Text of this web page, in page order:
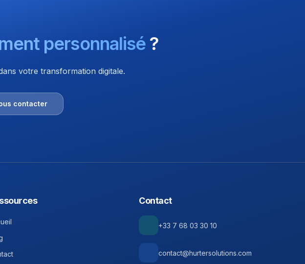
personnalisé ?
votre transformation digitale.
contacter
Contact
+33 7 68 03 30 10
contact@hurtersolutions.com